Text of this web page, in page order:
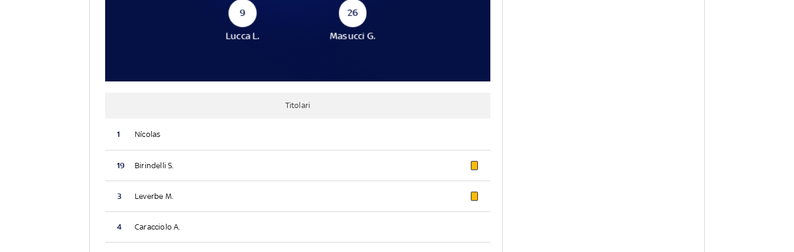
9
Lucca L.
26
Masucci G.
Titolari
1 Nícolas
19 Birindelli S.
3 Leverbe M.
4 Caracciolo A.